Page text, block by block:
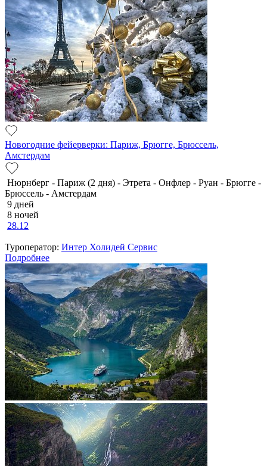
Новогодние фейерверки: Париж, Брюгге, Брюссель,
Амстердам
Нюрнберг - Париж (2 дня) - Этрета - Онфлер - Руан - Брюгге -
Брюссель - Амстердам
9 дней
8 ночей
28.12
Туроператор: Интер Холидей Сервис
Подробнее